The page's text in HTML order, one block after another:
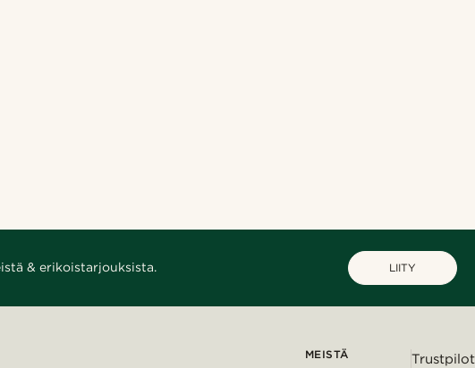
& erikoistarjouksista. LIITY
MEISTÄ Trustpilot